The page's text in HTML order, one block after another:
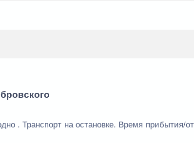
. Транспорт на остановке. Время прибытия/